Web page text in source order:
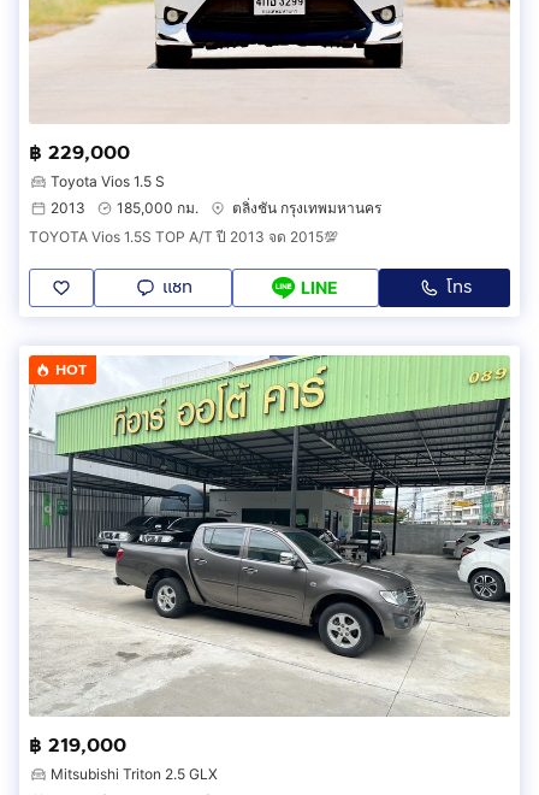
฿ 229,000
Toyota Vios 1.5 S
2013
185,000 กม.
ตลิ่งชัน กรุงเทพมหานคร
TOYOTA Vios 1.5S TOP A/T ปี 2013 จด 2015💯
แชท LINE โทร
HOT
฿ 219,000
Mitsubishi Triton 2.5 GLX